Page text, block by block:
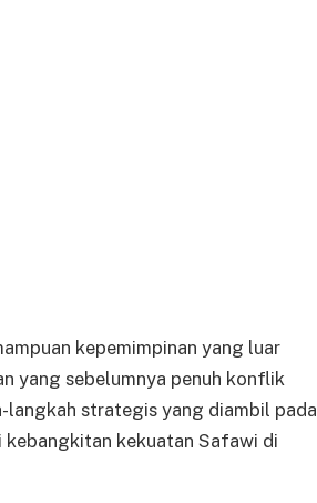
kepemimpinan yang luar
yang sebelumnya penuh konflik
langkah strategis yang diambil pada
kekuatan Safawi di